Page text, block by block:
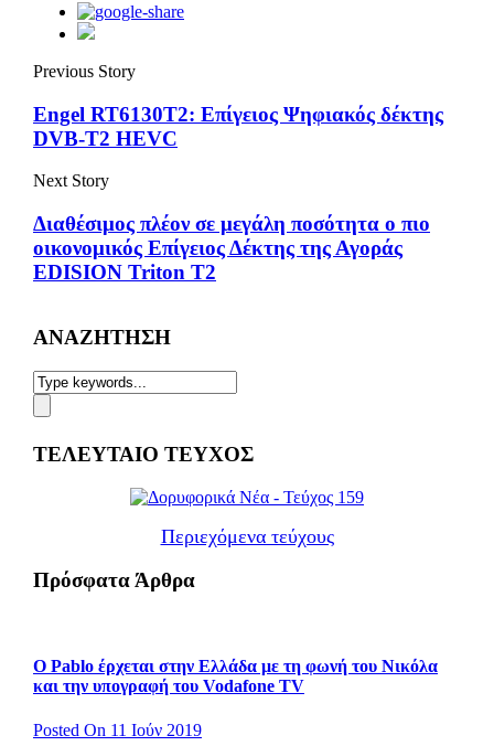
Previous Story
Engel RT6130T2: Επίγειος Ψηφιακός δέκτης
DVB-T2 HEVC
Next Story
Διαθέσιμος πλέον σε μεγάλη ποσότητα ο πιο
οικονομικός Επίγειος Δέκτης της Αγοράς
EDISION Triton T2
ΑΝΑΖΗΤΗΣΗ
ΤΕΛΕΥΤΑΙΟ ΤΕΥΧΟΣ
Περιεχόμενα τεύχους
Πρόσφατα Άρθρα
Ο Pablo έρχεται στην Ελλάδα με τη φωνή του Νικόλα
και την υπογραφή του Vodafone TV
Posted On 11 Ιούν 2019